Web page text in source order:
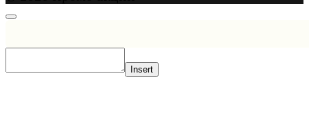
Insert